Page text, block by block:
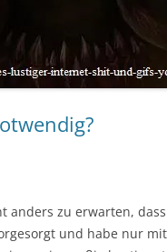
anders zu erwarten,
und habe nur